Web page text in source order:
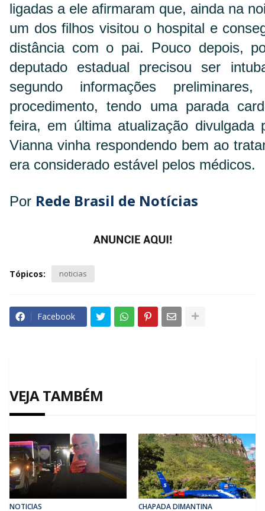
ligadas a ele afirmaram que, ainda na
um dos filhos visitou o hospital e
distância com o pai. Pouco depois,
deputado estadual precisou ser
segundo informações
procedimento, tendo uma parada
feira, em última atualização divulgada
Vianna vinha respondendo bem ao
era considerado estável pelos médicos.
Por Rede Brasil de Notícias
Tópicos: noticias
Facebook
VEJA TAMBÉM
NOTICIAS CHAPADA DIMANTINA